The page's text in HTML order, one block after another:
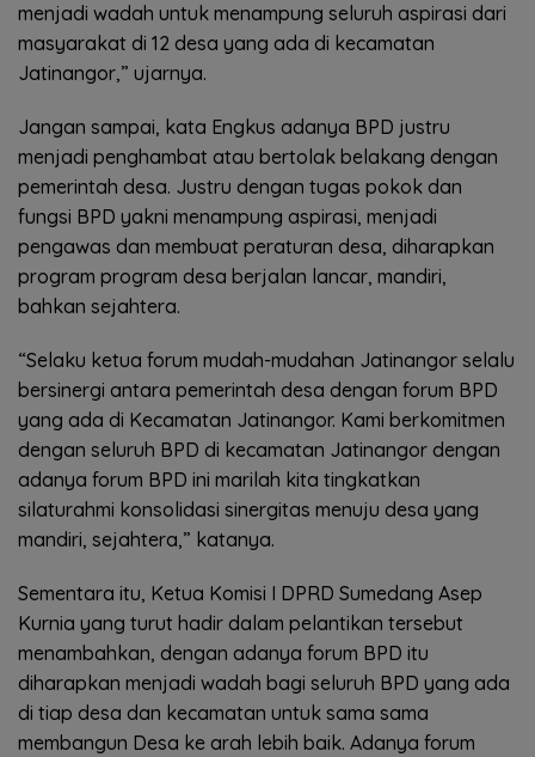
menjadi wadah untuk menampung seluruh aspirasi dari
masyarakat di 12 desa yang ada di kecamatan
Jatinangor,” ujarnya.
Jangan sampai, kata Engkus adanya BPD justru
menjadi penghambat atau bertolak belakang dengan
pemerintah desa. Justru dengan tugas pokok dan
fungsi BPD yakni menampung aspirasi, menjadi
pengawas dan membuat peraturan desa, diharapkan
program program desa berjalan lancar, mandiri,
bahkan sejahtera.
“Selaku ketua forum mudah-mudahan Jatinangor selalu
bersinergi antara pemerintah desa dengan forum BPD
yang ada di Kecamatan Jatinangor. Kami berkomitmen
dengan seluruh BPD di kecamatan Jatinangor dengan
adanya forum BPD ini marilah kita tingkatkan
silaturahmi konsolidasi sinergitas menuju desa yang
mandiri, sejahtera,” katanya.
Sementara itu, Ketua Komisi I DPRD Sumedang Asep
Kurnia yang turut hadir dalam pelantikan tersebut
menambahkan, dengan adanya forum BPD itu
diharapkan menjadi wadah bagi seluruh BPD yang ada
di tiap desa dan kecamatan untuk sama sama
membangun Desa ke arah lebih baik. Adanya forum